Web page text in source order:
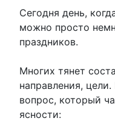
Сегодня день,
можно просто
праздников.
Многих тянет
направления,
вопрос, который
ясности: